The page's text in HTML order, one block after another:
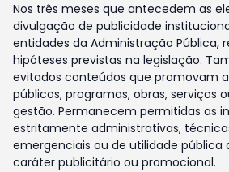
Nos três meses que antecedem as
divulgação de publicidade
entidades da Administração Pública,
hipóteses previstas na legislação.
evitados conteúdos que promovam
públicos, programas, obras, serviços
gestão. Permanecem permitidas as
estritamente administrativas,
emergenciais ou de utilidade pública
caráter publicitário ou promocional.